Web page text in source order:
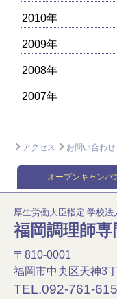
2010年
2009年
2008年
2007年
アクセス お問い合わせ
オープンキャンパ
厚生労働大臣指定 学校法
福岡調理師専
〒810-0001
福岡市中央区天神3
TEL.092-761-